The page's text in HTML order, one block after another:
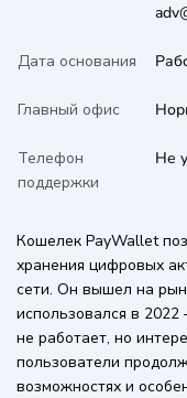
Дата основания
Главный офис
Телефон
поддержки
Не
Кошелек PayWallet
хранения цифровых
сети. Он вышел на
использовался в
не работает, но
пользователи
возможностях и